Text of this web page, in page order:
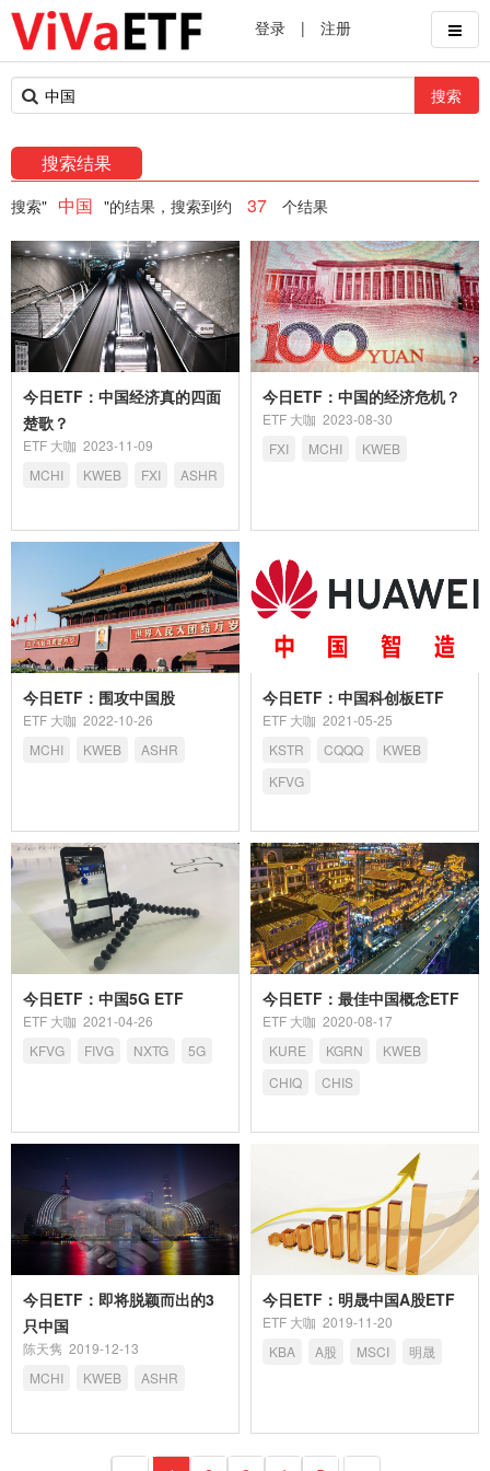
登录 | 注册
搜索
搜索结果
搜索" 中国 "的结果，搜索到约 37 个结果
今日ETF：中国经济真的四面
楚歌？
ETF 大咖 2023-11-09
MCHI
KWEB FXI ASHR
今日ETF：中国的经济危机？
ETF 大咖 2023-08-30
FXI
MCHI KWEB
今日ETF：围攻中国股
ETF 大咖 2022-10-26
MCHI
KWEB ASHR
今日ETF：中国科创板ETF
ETF 大咖 2021-05-25
KSTR
CQQQ
KWEB
KFVG
今日ETF：中国5G ETF
ETF 大咖 2021-04-26
KFVG
FIVG NXTG 5G
今日ETF：最佳中国概念ETF
ETF 大咖 2020-08-17
KURE
KGRN
KWEB
CHIQ
CHIS
今日ETF：即将脱颖而出的3
只中国
陈天隽 2019-12-13
MCHI
KWEB ASHR
今日ETF：明晟中国A股ETF
ETF 大咖 2019-11-20
KBA
A股 MSCI 明晟